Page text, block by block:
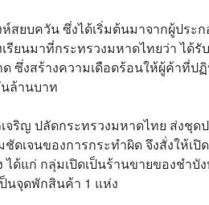
ยบควัน ซึ่งได้เริ่มต้นมาจากผู้ประ
ยนมาที่กระทรวงมหาดไทยว่า ได้รั
ซึ่งสร้างความเดือดร้อนให้ผู้ค้าที่
ล้านบาท
เจริญ ปลัดกระทรวงมหาดไทย ส่งชุ
ดเจนของการกระทำผิด จึงสั่งให้เ
ด้แก่ กลุ่มเปิดเป็นร้านขายของชำบั
นจุดพักสินค้า 1 แห่ง